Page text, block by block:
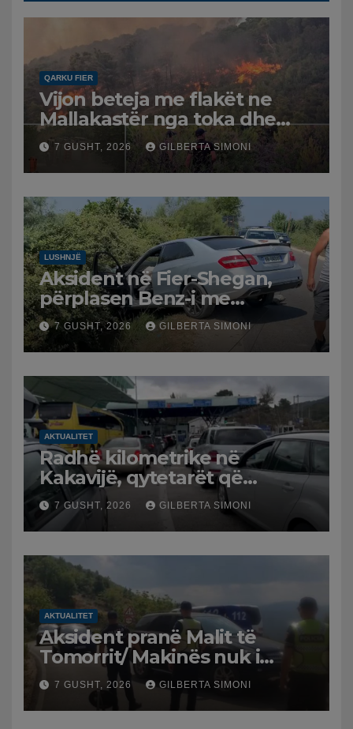
QARKU FIER
Vijon beteja me flakët ne
Mallakastër nga toka dhe
nga ajri me dy helikopterë.
7 GUSHT, 2026 GILBERTA SIMONI
LUSHNJË
Aksident në Fier-Shegan,
përplasen Benz-i me
furgonin, plagoset një i
moshuar
7 GUSHT, 2026 GILBERTA SIMONI
AKTUALITET
Radhë kilometrike në
Kakavijë, qytetarët që
kthehen në Shqipëri
bllokohen në temperatura të
larta, pala greke punon me
ritme të ngadalta
7 GUSHT, 2026 GILBERTA SIMONI
AKTUALITET
Aksident pranë Malit të
Tomorrit/ Makinës nuk i
punuan frenat dhe doli nga
rruga, plagosen 7 persona,
dy në gjendje të rëndë te
7 GUSHT, 2026 GILBERTA SIMONI